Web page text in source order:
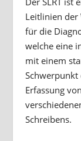
Leitlinien der
für die
welche eine
mit einem
Schwerpunkt
Erfassung
Schreibens.